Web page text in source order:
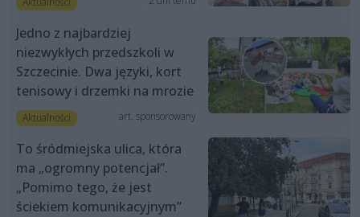
Jedno z najbardziej
niezwykłych przedszkoli w
Szczecinie. Dwa języki, kort
tenisowy i drzemki na mrozie
Aktualności art. sponsorowany
To śródmiejska ulica, która
ma „ogromny potencjał”.
„Pomimo tego, że jest
ściekiem komunikacyjnym”